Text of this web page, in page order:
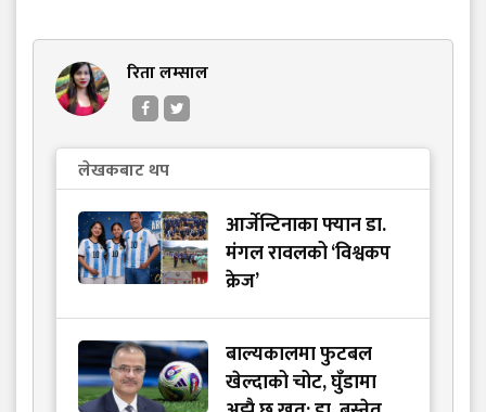
रिता लम्साल
लेखकबाट थप
आर्जेन्टिनाका फ्यान डा.
मंगल रावलको ‘विश्वकप
क्रेज’
बाल्यकालमा फुटबल
खेल्दाको चोट, घुँडामा